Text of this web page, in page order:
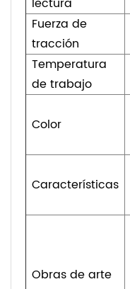
lectura
Fuerza de
tracción
Temperatura
de trabajo
Color
Características
Obras de arte